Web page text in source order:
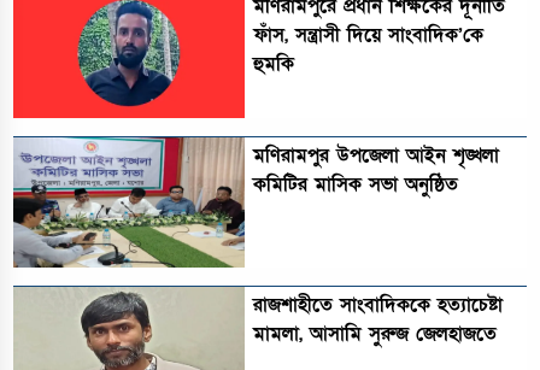
মণিরামপুরে প্রধান শিক্ষকের দূর্নীতি
ফাঁস, সন্ত্রাসী দিয়ে সাংবাদিক’কে
হুমকি
মণিরামপুর উপজেলা আইন শৃঙ্খলা
কমিটির মাসিক সভা অনুষ্ঠিত‎‎
রাজশাহীতে সাংবাদিককে হত্যাচেষ্টা
মামলা, আসামি সুরুজ জেলহাজতে